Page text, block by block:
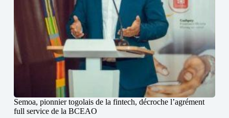
Semoa, pionnier togolais de la fintech, décroche l’agrément
full service de la BCEAO